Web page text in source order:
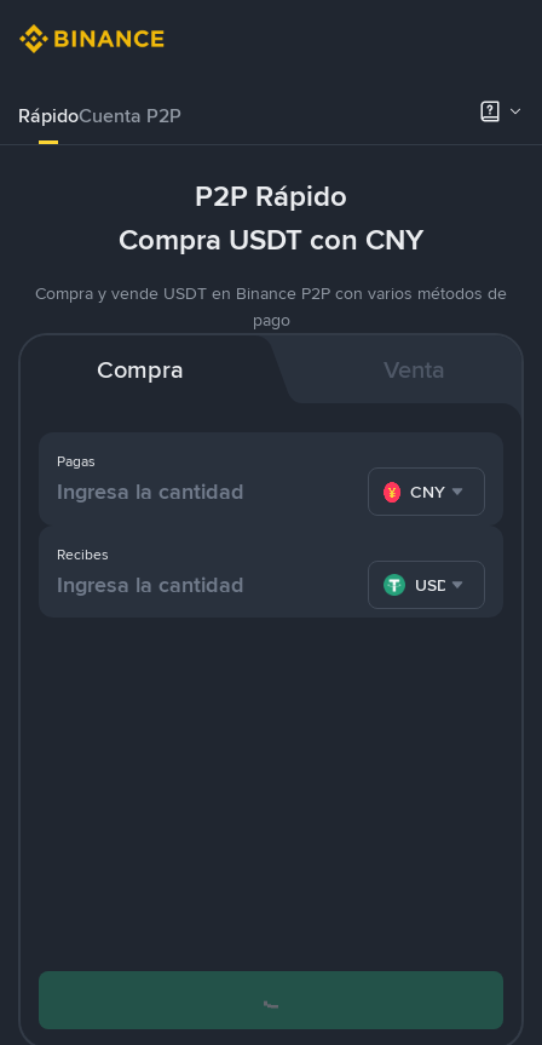
RápidoCuenta P2P
P2P Rápido
Compra USDT con CNY
Compra y vende USDT en Binance P2P con varios métodos de
pago
Compra Venta
Pagas
CNY
Recibes
USDT